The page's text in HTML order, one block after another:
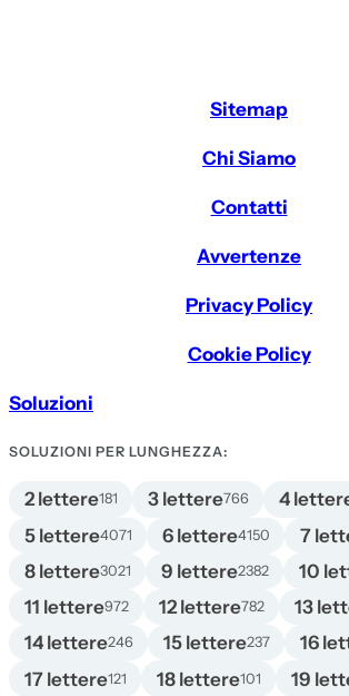
Sitemap
Chi Siamo
Contatti
Avvertenze
Privacy Policy
Cookie Policy
Soluzioni
SOLUZIONI PER LUNGHEZZA:
2 lettere181 3 lettere766 4
5 lettere4071 6 lettere4150 7
8 lettere3021 9 lettere2382 10
11 lettere972 12 lettere782 13
14 lettere246 15 lettere237 16
17 lettere121 18 lettere101 19